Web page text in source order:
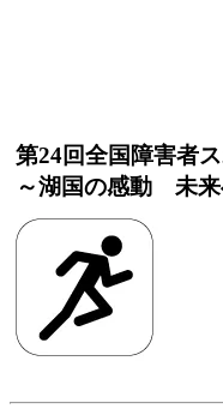
第24回全国障害者
～湖国の感動 未来